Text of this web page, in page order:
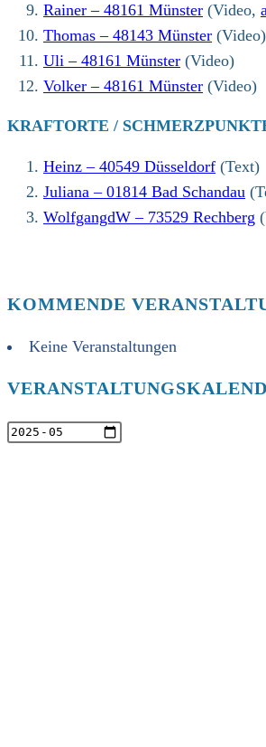
Rainer – 48161 Münster (Video,
Thomas – 48143 Münster (Video)
Uli – 48161 Münster (Video)
Volker – 48161 Münster (Video)
KRAFTORTE /
Heinz – 40549 Düsseldorf (Text)
Juliana – 01814 Bad Schandau
WolfgangdW – 73529 Rechberg
KOMMENDE
Keine Veranstaltungen